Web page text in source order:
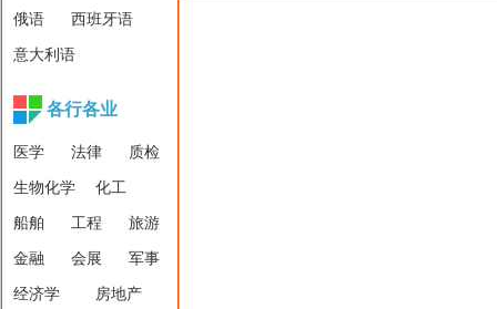
俄语 西班牙语
意大利语
各行各业
医学 法律 质检
生物化学 化工
船舶 工程 旅游
金融 会展 军事
经济学 房地产